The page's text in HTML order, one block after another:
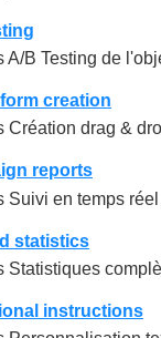
A/B Testing de
creation
Création drag &
reports
Suivi en temps
statistics
Statistiques
instructions